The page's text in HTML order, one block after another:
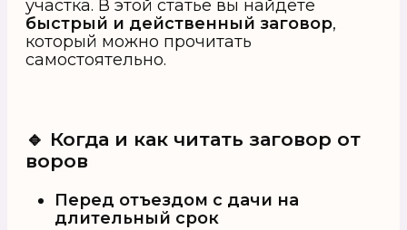
участка. В этой статье вы найдёте
быстрый и действенный заговор,
который можно прочитать
самостоятельно.
🔹 Когда и как читать заговор от
воров
Перед отъездом с дачи на
длительный срок